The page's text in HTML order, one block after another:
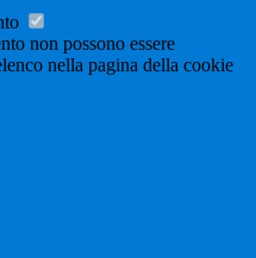
non possono essere
nella pagina della cookie